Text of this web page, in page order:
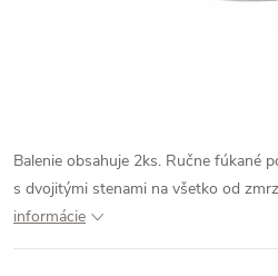
Balenie obsahuje 2ks. Ručne fúkané
s dvojitými stenami na všetko od
informácie